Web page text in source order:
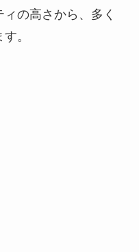
の高さから、多く
。